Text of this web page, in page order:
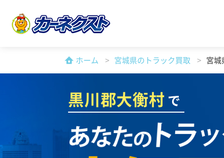
ホーム 宮城県のトラック買取 宮城
黒川郡大衡村で